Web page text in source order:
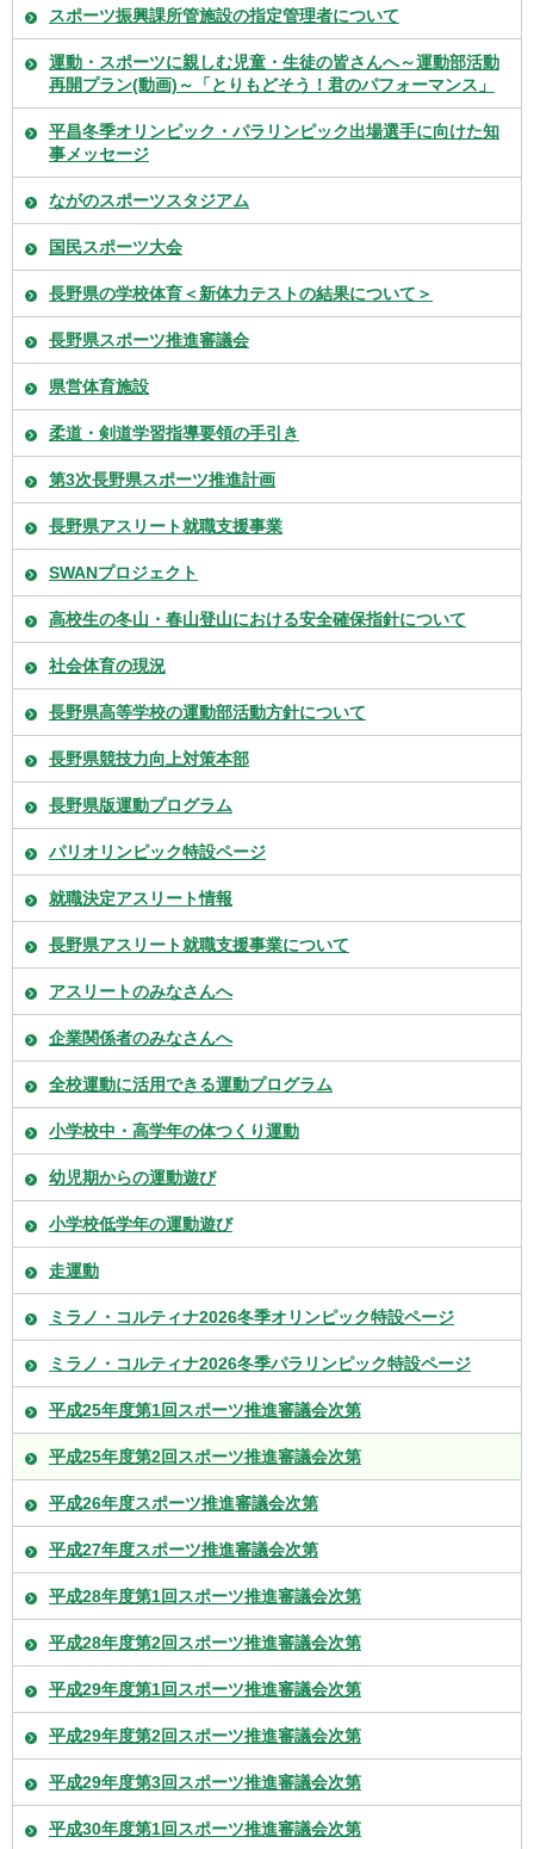
スポーツ振興課所管施設の指定管理者について
運動・スポーツに親しむ児童・生徒の皆さんへ～運動部活動
再開プラン(動画)～「とりもどそう！君のパフォーマンス」
平昌冬季オリンピック・パラリンピック出場選手に向けた知
事メッセージ
ながのスポーツスタジアム
国民スポーツ大会
長野県の学校体育＜新体力テストの結果について＞
長野県スポーツ推進審議会
県営体育施設
柔道・剣道学習指導要領の手引き
第3次長野県スポーツ推進計画
長野県アスリート就職支援事業
SWANプロジェクト
高校生の冬山・春山登山における安全確保指針について
社会体育の現況
長野県高等学校の運動部活動方針について
長野県競技力向上対策本部
長野県版運動プログラム
パリオリンピック特設ページ
就職決定アスリート情報
長野県アスリート就職支援事業について
アスリートのみなさんへ
企業関係者のみなさんへ
全校運動に活用できる運動プログラム
小学校中・高学年の体つくり運動
幼児期からの運動遊び
小学校低学年の運動遊び
走運動
ミラノ・コルティナ2026冬季オリンピック特設ページ
ミラノ・コルティナ2026冬季パラリンピック特設ページ
平成25年度第1回スポーツ推進審議会次第
平成25年度第2回スポーツ推進審議会次第
平成26年度スポーツ推進審議会次第
平成27年度スポーツ推進審議会次第
平成28年度第1回スポーツ推進審議会次第
平成28年度第2回スポーツ推進審議会次第
平成29年度第1回スポーツ推進審議会次第
平成29年度第2回スポーツ推進審議会次第
平成29年度第3回スポーツ推進審議会次第
平成30年度第1回スポーツ推進審議会次第